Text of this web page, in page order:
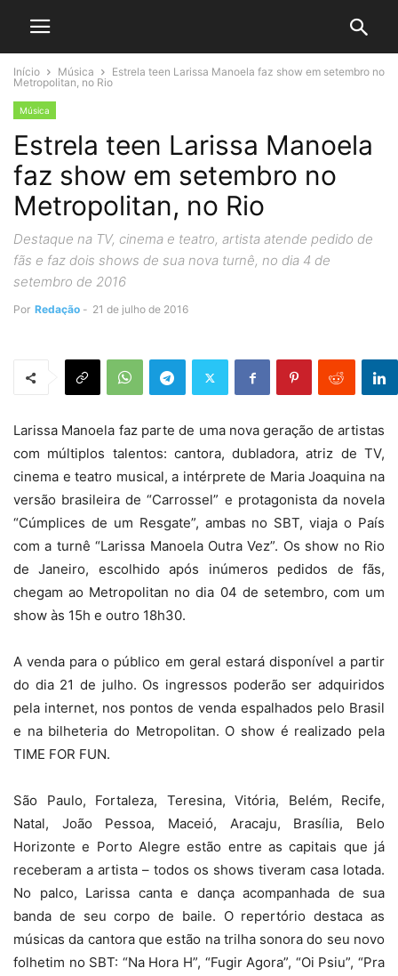
Início Música
Estrela teen Larissa Manoela faz show em setembro no
Metropolitan, no Rio
Música
Estrela teen Larissa Manoela
faz show em setembro no
Metropolitan, no Rio
Destaque na TV, cinema e teatro, artista atende pedido de
fãs e faz dois shows de sua nova turnê, no dia 4 de
setembro de 2016
Por Redação - 21 de julho de 2016
Larissa Manoela faz parte de uma nova geração de artistas
com múltiplos talentos: cantora, dubladora, atriz de TV,
cinema e teatro musical, a intérprete de Maria Joaquina na
versão brasileira de “Carrossel” e protagonista da novela
“Cúmplices de um Resgate”, ambas no SBT, viaja o País
com a turnê “Larissa Manoela Outra Vez”. Os show no Rio
de Janeiro, escolhido após inúmeros pedidos de fãs,
chegam ao Metropolitan no dia 04 de setembro, com um
show às 15h e outro 18h30.
A venda para o público em geral estará disponível a partir
do dia 21 de julho. Os ingressos poderão ser adquiridos
pela internet, nos pontos de venda espalhados pelo Brasil
e na bilheteria do Metropolitan. O show é realizado pela
TIME FOR FUN.
São Paulo, Fortaleza, Teresina, Vitória, Belém, Recife,
Natal, João Pessoa, Maceió, Aracaju, Brasília, Belo
Horizonte e Porto Alegre estão entre as capitais que já
receberam a artista – todos os shows tiveram casa lotada.
No palco, Larissa canta e dança acompanhada de sua
banda de seu corpo de baile. O repertório destaca as
músicas da cantora que estão na trilha sonora do seu novo
folhetim no SBT: “Na Hora H”, “Fugir Agora”, “Oi Psiu”, “Pra